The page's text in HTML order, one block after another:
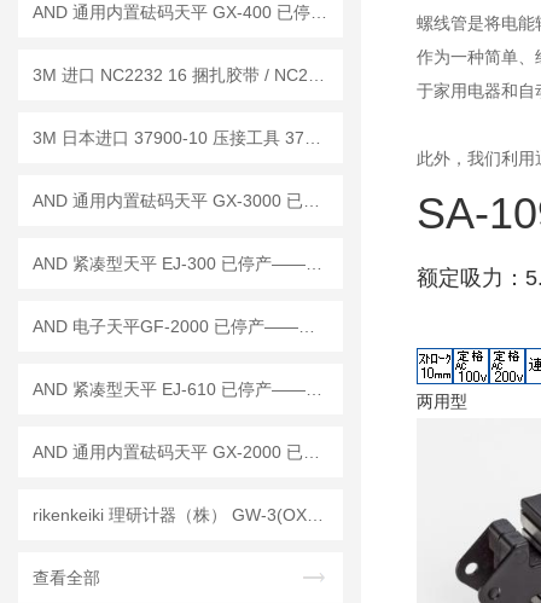
查看全部
螺线管是将电能
作为一种简单、
于家用电器和自
此外，我们利
SA-
额定吸力：
两用型